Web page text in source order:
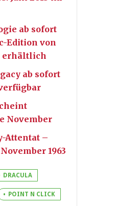
ab sofort
Edition von
erhältlich
ab sofort
November
Attentat –
1963
DRACULA
POINT N CLICK